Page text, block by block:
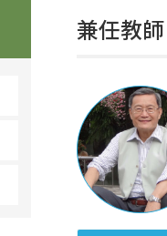
兼任教師